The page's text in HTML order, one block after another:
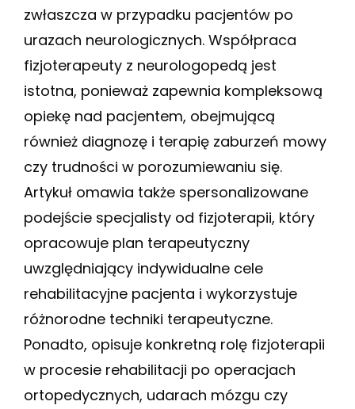
zwłaszcza w przypadku pacjentów po
urazach neurologicznych. Współpraca
fizjoterapeuty z neurologopedą jest
istotna, ponieważ zapewnia kompleksową
opiekę nad pacjentem, obejmującą
również diagnozę i terapię zaburzeń mowy
czy trudności w porozumiewaniu się.
Artykuł omawia także spersonalizowane
podejście specjalisty od fizjoterapii, który
opracowuje plan terapeutyczny
uwzględniający indywidualne cele
rehabilitacyjne pacjenta i wykorzystuje
różnorodne techniki terapeutyczne.
Ponadto, opisuje konkretną rolę fizjoterapii
w procesie rehabilitacji po operacjach
ortopedycznych, udarach mózgu czy